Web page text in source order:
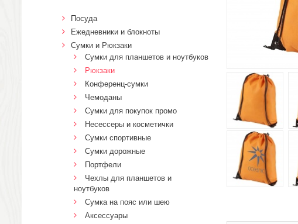
Посуда
Ежедневники и блокноты
Сумки и Рюкзаки
Сумки для планшетов и ноутбуков
Рюкзаки
Конференц-сумки
Чемоданы
Сумки для покупок промо
Несессеры и косметички
Сумки спортивные
Сумки дорожные
Портфели
Чехлы для планшетов и
ноутбуков
Сумка на пояс или шею
Аксессуары